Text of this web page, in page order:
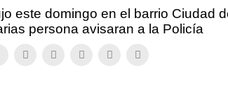
este domingo en el barrio Ciudad
persona avisaran a la Policía